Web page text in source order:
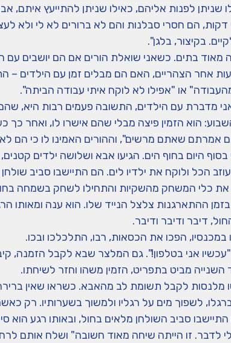
שניתן לפנות אליהם, כאילו שניתן להתייעץ
דקות, הם חסרי סבלנות והם לא ברורים לא לי ולא
בקיצור, בלגן".
מאוד בתים. כשאני שואלת הורים אם הם יושבים
אחר הצהריים, האם הם מבלים זמן עם הילדים –
או "אפילו לא לוקח איתי עבודה הביתה".
מדברת עם הילדים, התשובה פעמים רבות היא, שהם
הוא הזמין פיצה מבלי שהם אישרו לו, ואחר כך
שאתם מרשים", וההורים האמינו לו כי הם לא
היום בחוף הים. הגיעו אבא ושלושה ילדים
הכל ולוקח את ילדיו לים. הם התיישבו סביב
את כלי המשחק מהשקיות והתחילו לשחק בשמחה
ההתארגנות צלצל הנייד שלו. הוא ענה ומאותו
דיבר ודיבר ודיבר.
במכנסיו, הפכו את הכסאות, רבו, התלכלכו ובכו.
אני בטלפון!". גם המלצר שבא לקבל הזמנה,
השנייה מביט בתפריט, הזמין משהו וחזר לשיחתו.
מלנסות לקבל תשומת לב מהאבא. כשראו שאין ברירה
לשפוך מים על רגליו ולמשוך בשערותיו. רק
התיישבו סביב השולחן מלאים בחול, ובאותו רגע
לדבר. זו הייתה שיחה מאוד חשובה" ושלח אותם